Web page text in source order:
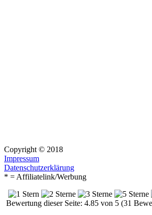
Copyright © 2018
Impressum
Datenschutzerklärung
* = Affiliatelink/Werbung
Bewertung dieser Seite: 4.85 von 5 (31